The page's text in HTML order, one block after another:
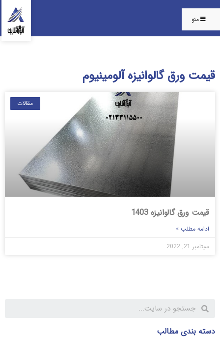
منو
قیمت ورق گالوانیزه آلومینیوم
مقالات
قیمت ورق گالوانیزه 1403
ادامه مطلب »
سپتامبر 21, 2022
دسته بندی مطالب